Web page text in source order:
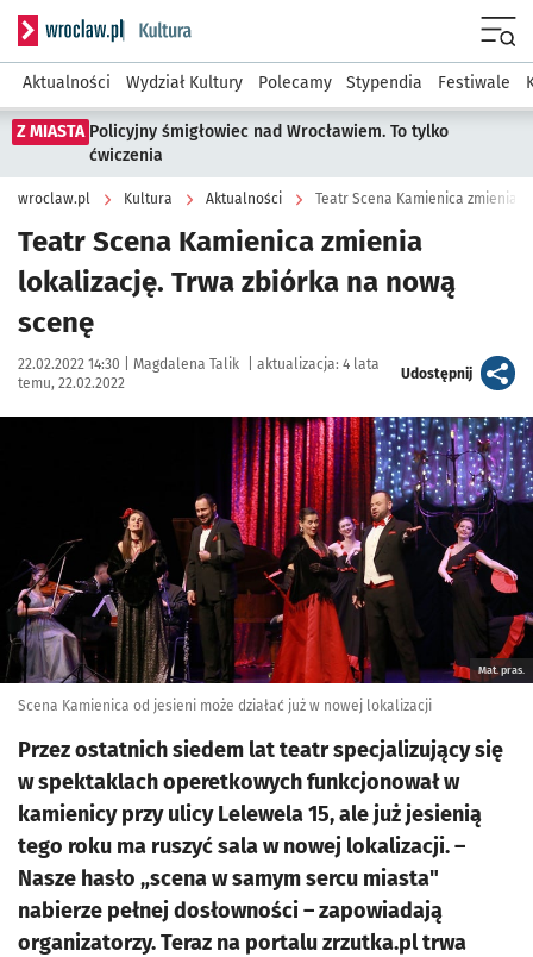
Serwis informacyjny wroclaw.pl podserwis: Kultura
Aktualności Wydział Kultury Polecamy Stypendia Festiwale
Z MIASTA Policyjny śmigłowiec nad Wrocławiem. To tylko
ćwiczenia
wroclaw.pl Kultura Aktualności Teatr Scena Kamienica zmienia
Teatr Scena Kamienica zmienia
lokalizację. Trwa zbiórka na nową
scenę
Data publikacji:
22.02.2022 14:30 | Autor:
Magdalena Talik aktualizacja: 4 lata
temu, 22.02.2022
Udostępnijartykuł
Mat. pras.
Scena Kamienica od jesieni może działać już w nowej lokalizacji
Przez ostatnich siedem lat teatr specjalizujący się
w spektaklach operetkowych funkcjonował w
kamienicy przy ulicy Lelewela 15, ale już jesienią
tego roku ma ruszyć sala w nowej lokalizacji. –
Nasze hasło „scena w samym sercu miasta"
nabierze pełnej dosłowności – zapowiadają
organizatorzy. Teraz na portalu zrzutka.pl trwa